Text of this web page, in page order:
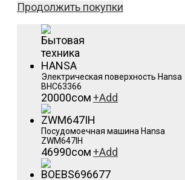
Продолжить покупки
Электрическая поверхность Hansa
BHC63366
20000сом+Add
Посудомоечная машина Hansa
ZWM647IH
46990сом+Add